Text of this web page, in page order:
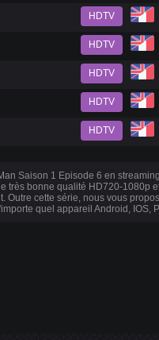
HDTV
HDTV
HDTV
HDTV
HDTV
Saison 1 Episode 6 en
très bonne qualité HD720-1080p
Outre cette série, nous vous
quel appareil Android, IOS,